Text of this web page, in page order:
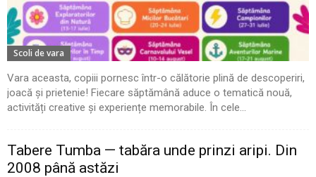
Scoli de vara
Vara aceasta, copiii pornesc într-o călătorie plină de descoperiri,
joacă și prietenie! Fiecare săptămână aduce o tematică nouă,
activități creative și experiențe memorabile. În cele...
Tabere Tumba — tabăra unde prinzi aripi. Din
2008 până astăzi